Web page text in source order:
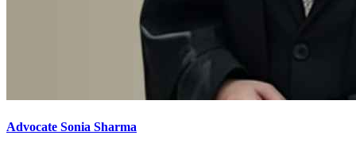
Advocate Sonia Sharma